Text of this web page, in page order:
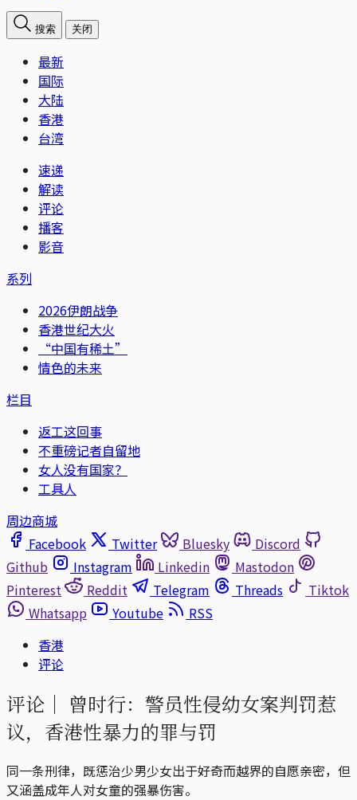
搜索 关闭
最新
国际
大陆
香港
台湾
速递
解读
评论
播客
影音
系列
2026伊朗战争
香港世纪大火
“中国有稀土”
情色的未来
栏目
返工这回事
不重磅记者自留地
女人没有国家？
工具人
周边商城
Facebook
Twitter Bluesky
Discord
Github
Instagram Linkedin
Mastodon
Pinterest
Reddit Telegram Threads
Tiktok
Whatsapp
Youtube
RSS
香港
评论
评论｜ 曾时行：警员性侵幼女案判罚惹
议，香港性暴力的罪与罚
同一条刑律，既惩治少男少女出于好奇而越界的自愿亲密，但
又涵盖成年人对女童的强暴伤害。